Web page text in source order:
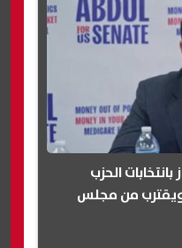
الحزب
من مجلس